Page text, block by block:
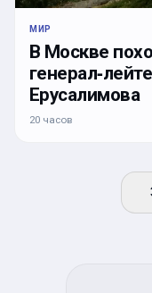
МИР
В Москве
Ерусалимова
20 часов